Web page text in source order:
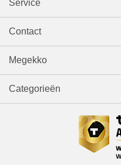
Service
Contact
Megekko
Categorieën